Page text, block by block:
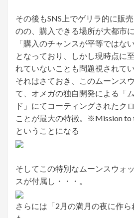
その後もSNS上でゲリラ的に販
のの、購入できる場所が大都市
「購入のチャンスが平等ではな
となっており、しかし現時点に
れていないことも問題視されてい
それはさておき、このムーンス
て、オメガの独自開発による「
ド」にてコーティングされたク
ことが最大の特徴。※Mission to
ということになる
そしてこの特別なムーンスウォ
スが付属し・・・。
さらには「2月の満月の夜に作